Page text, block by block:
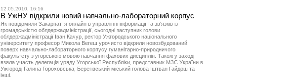
12.05.2010, 16:16
В УжНУ відкрили новий навчально-лабораторний корпус
Як повідомили Закарпаття онлайн в управлінні інформації та зв'язків із
громадськістю облдержадміністрації, сьогодні заступник голови
облдержадміністрації Іван Качур, ректор Ужгородського національного
університету професор Микола Вегеш урочисто відкрили новозбудований
поверх навчально-лабораторного корпусу гуманітарно-природничого
факультету з угорською мовою навчання фахових дисциплін. Також у заході
взяла участь делегація уряду Угорської Республіки, представник МЗС України в
Ужгороді Галина Гороховська, Берегівський міський голова Іштван Гайдош та
інші.